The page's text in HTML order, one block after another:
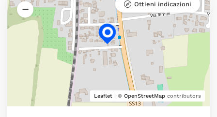
Leaflet | © OpenStreetMap contributors
Ottieni indicazioni